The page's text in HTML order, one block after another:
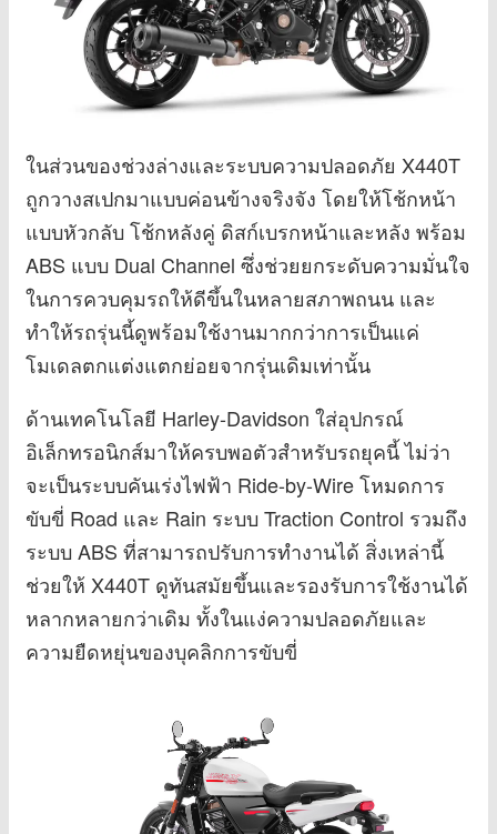
ในส่วนของช่วงล่างและระบบความปลอดภัย X440T
ถูกวางสเปกมาแบบค่อนข้างจริงจัง โดยให้โช้กหน้า
แบบหัวกลับ โช้กหลังคู่ ดิสก์เบรกหน้าและหลัง พร้อม
ABS แบบ Dual Channel ซึ่งช่วยยกระดับความมั่นใจ
ในการควบคุมรถให้ดีขึ้นในหลายสภาพถนน และ
ทำให้รถรุ่นนี้ดูพร้อมใช้งานมากกว่าการเป็นแค่
โมเดลตกแต่งแตกย่อยจากรุ่นเดิมเท่านั้น
ด้านเทคโนโลยี Harley-Davidson ใส่อุปกรณ์
อิเล็กทรอนิกส์มาให้ครบพอตัวสำหรับรถยุคนี้ ไม่ว่า
จะเป็นระบบคันเร่งไฟฟ้า Ride-by-Wire โหมดการ
ขับขี่ Road และ Rain ระบบ Traction Control รวมถึง
ระบบ ABS ที่สามารถปรับการทำงานได้ สิ่งเหล่านี้
ช่วยให้ X440T ดูทันสมัยขึ้นและรองรับการใช้งานได้
หลากหลายกว่าเดิม ทั้งในแง่ความปลอดภัยและ
ความยืดหยุ่นของบุคลิกการขับขี่